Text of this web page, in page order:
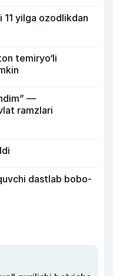
11 yilga ozodlikdan
temiryo‘li
—
ramzlari
dastlab bobo-